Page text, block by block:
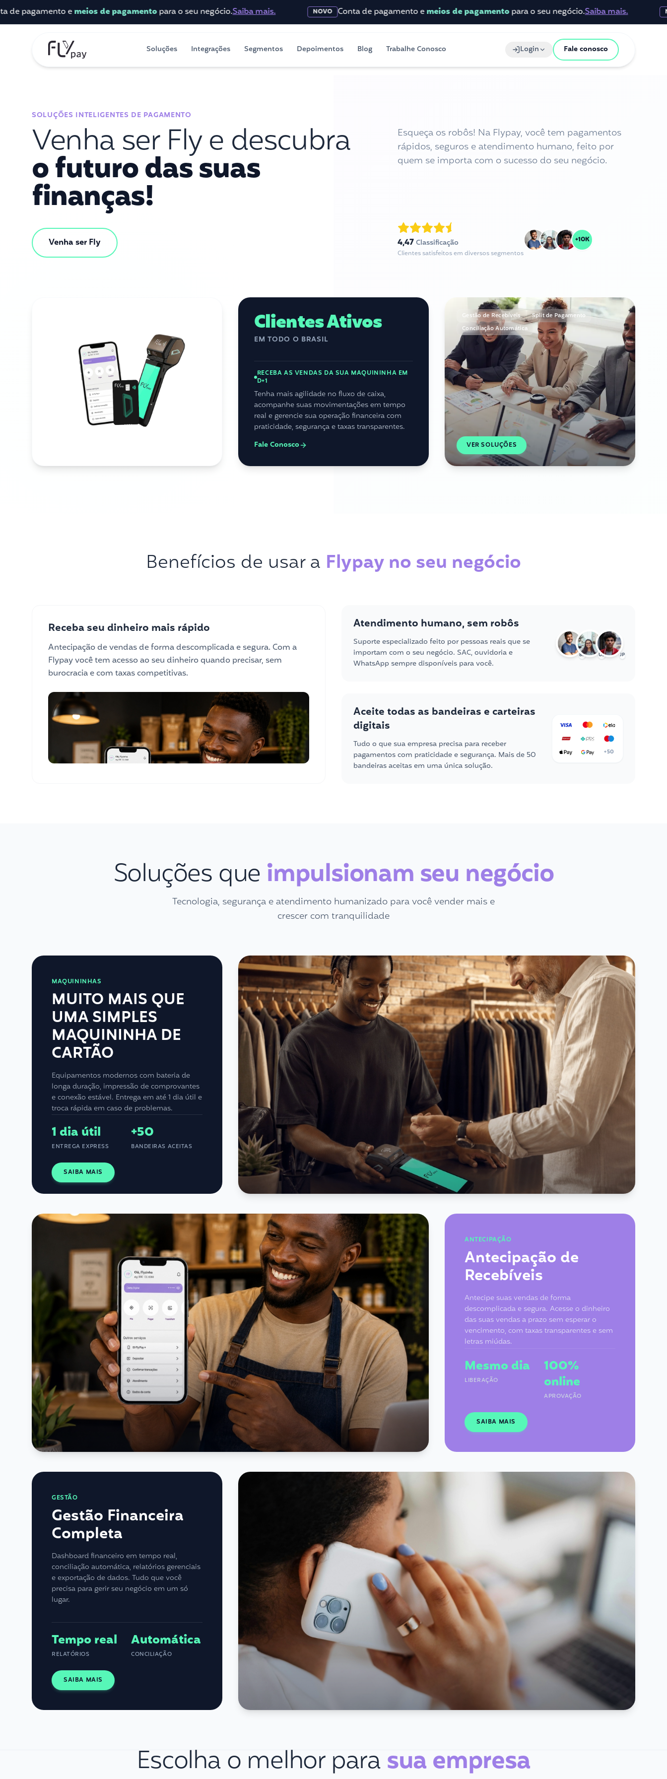
emeios de pagamentopara o seu negócio.Saiba mais. Conta de pagamento emeios de pagamentopara o seu negócio.Saiba mais.
Soluções Integrações Segmentos Depoimentos Blog Trabalhe Conosco Login Fale conosco
SOLUÇÕES INTELIGENTES DE PAGAMENTO
Venha ser Fly e descubra
o futuro das suas
finanças!
Venha ser Fly
Esqueça os robôs! Na Flypay, você tem pagamentos
rápidos, seguros e atendimento humano, feito por
quem se importa com o sucesso do seu negócio.
4,47Classificação
Clientes satisfeitos em diversos segmentos
+10K
Clientes Ativos
EM TODO O BRASIL
RECEBA AS VENDAS DA SUA MAQUININHA EM
D+1
Tenha mais agilidade no fluxo de caixa,
acompanhe suas movimentações em tempo
real e gerencie sua operação financeira com
praticidade, segurança e taxas transparentes.
Fale Conosco
Gestão de Recebíveis
Split de Pagamento
Conciliação Automática
VER SOLUÇÕES
Benefícios de usar a Flypay no seu negócio
Receba seu dinheiro mais rápido
Antecipação de vendas de forma descomplicada e segura. Com a
Flypay você tem acesso ao seu dinheiro quando precisar, sem
burocracia e com taxas competitivas.
Atendimento humano, sem robôs
Suporte especializado feito por pessoas reais que se
importam com o seu negócio. SAC, ouvidoria e
WhatsApp sempre disponíveis para você.
BR US JP
Aceite todas as bandeiras e carteiras
digitais
Tudo o que sua empresa precisa para receber
pagamentos com praticidade e segurança. Mais de 50
bandeiras aceitas em uma única solução.
+50
Soluções queimpulsionam seu negócio
Tecnologia, segurança e atendimento humanizado para você vender mais e
crescer com tranquilidade
MAQUININHAS
MUITO MAIS QUE
UMA SIMPLES
MAQUININHA DE
CARTÃO
Equipamentos modernos com bateria de
longa duração, impressão de comprovantes
e conexão estável. Entrega em até 1 dia útil e
troca rápida em caso de problemas.
1 dia útil
ENTREGA EXPRESS
+50
BANDEIRAS ACEITAS
SAIBA MAIS
ANTECIPAÇÃO
Antecipação de
Recebíveis
Antecipe suas vendas de forma
descomplicada e segura. Acesse o dinheiro
das suas vendas a prazo sem esperar o
vencimento, com taxas transparentes e sem
letras miúdas.
Mesmo dia
LIBERAÇÃO
100%
online
APROVAÇÃO
SAIBA MAIS
GESTÃO
Gestão Financeira
Completa
Dashboard financeiro em tempo real,
conciliação automática, relatórios gerenciais
e exportação de dados. Tudo que você
precisa para gerir seu negócio em um só
lugar.
Tempo real
RELATÓRIOS
Automática
CONCILIAÇÃO
SAIBA MAIS
Escolha o melhor parasua empresa